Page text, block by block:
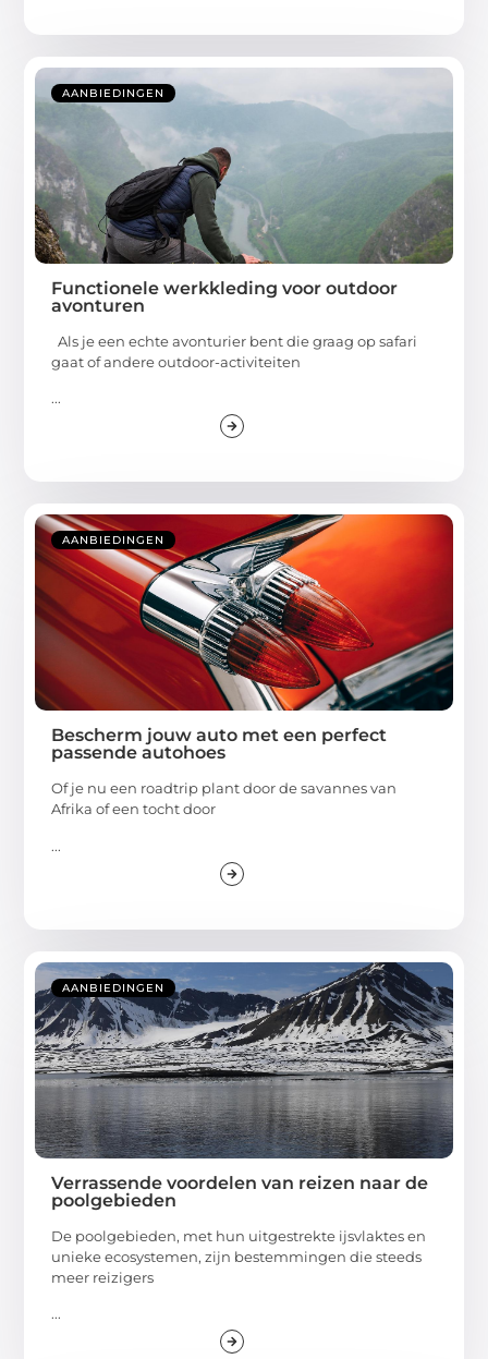
AANBIEDINGEN
Functionele werkkleding voor outdoor
avonturen
Als je een echte avonturier bent die graag op safari
gaat of andere outdoor-activiteiten
...
AANBIEDINGEN
Bescherm jouw auto met een perfect
passende autohoes
Of je nu een roadtrip plant door de savannes van
Afrika of een tocht door
...
AANBIEDINGEN
Verrassende voordelen van reizen naar de
poolgebieden
De poolgebieden, met hun uitgestrekte ijsvlaktes en
unieke ecosystemen, zijn bestemmingen die steeds
meer reizigers
...